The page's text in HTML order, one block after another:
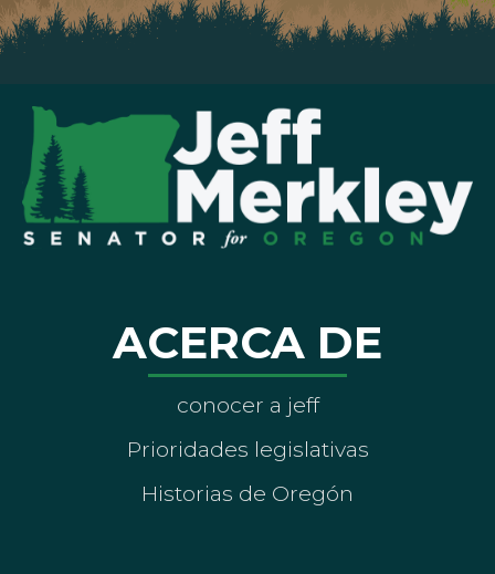
ACERCA DE
conocer a jeff
Prioridades legislativas
Historias de Oregón